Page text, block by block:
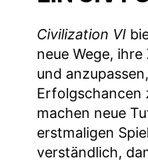
Civilization VI
neue Wege,
und
Erfolgschancen
machen neue
erstmaligen
verständlich,